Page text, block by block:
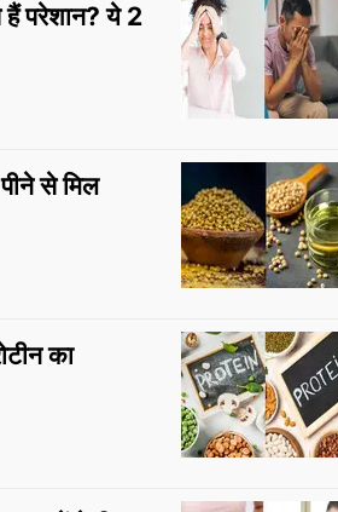
हैं परेशान? ये 2
से मिल
का